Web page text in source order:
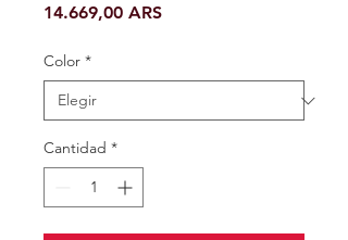
14.669,00 ARSPrecio
Color *
Cantidad *